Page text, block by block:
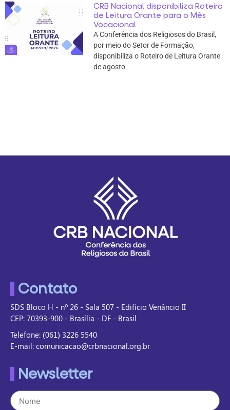
CRB Nacional disponibiliza Roteiro
de Leitura Orante para o Mês
Vocacional
A Conferência dos Religiosos do Brasil,
por meio do Setor de Formação,
disponibiliza o Roteiro de Leitura Orante
de agosto
Contato
SDS Bloco H - nº 26 - Sala 507 - Edifício Venâncio II
CEP: 70393-900 - Brasília - DF - Brasil
Telefone: (061) 3226 5540
E-mail: comunicacao@crbnacional.org.br
Newsletter